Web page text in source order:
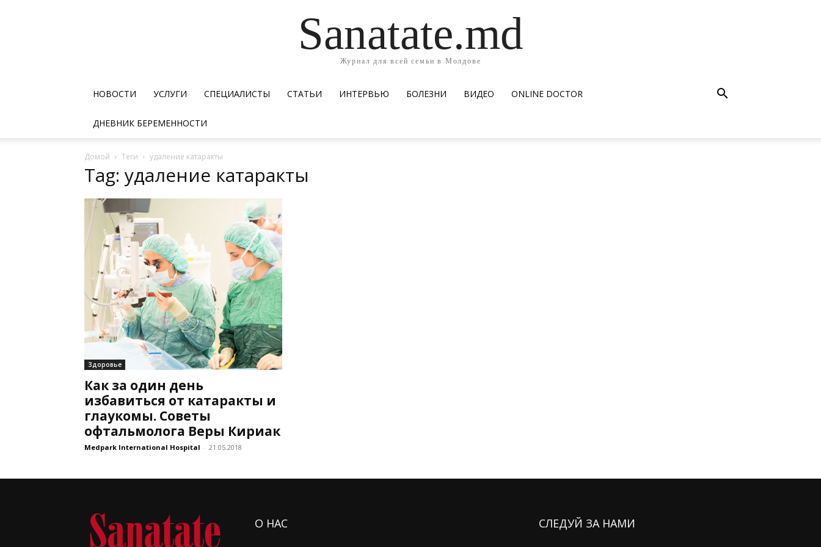
Sanatate.md
Журнал для всей семьи в Молдове
НОВОСТИ УСЛУГИ СПЕЦИАЛИСТЫ СТАТЬИ ИНТЕРВЬЮ БОЛЕЗНИ ВИДЕО ОNLINE DOCTOR
ДНЕВНИК БЕРЕМЕННОСТИ
Домой Теги удаление катаракты
Tag: удаление катаракты
Здоровье
Как за один день
избавиться от катаракты и
глаукомы. Советы
офтальмолога Веры Кириак
Medpark International Hospital - 21.05.2018
О НАС СЛЕДУЙ ЗА НАМИ